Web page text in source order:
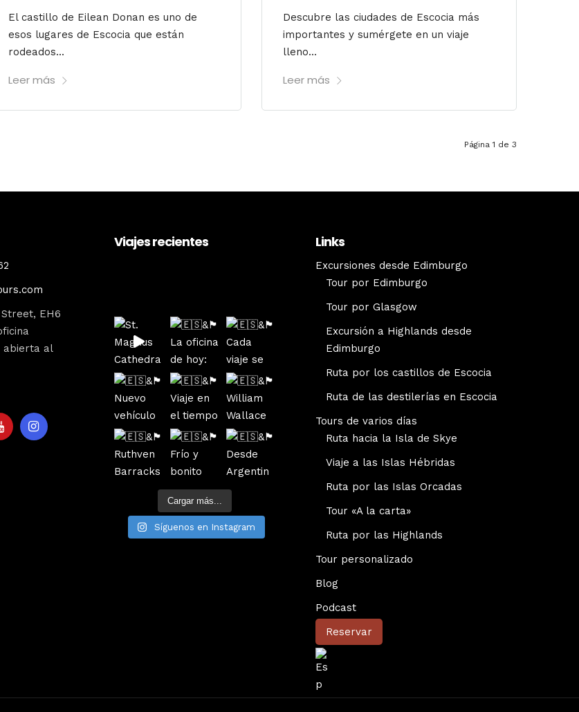
El castillo de Eilean Donan es uno de
esos lugares de Escocia que están
rodeados...
Leer más
Descubre las ciudades de Escocia más
importantes y sumérgete en un viaje
lleno...
Leer más
Página 1 de 3
EH6
abierta al
Viajes recientes
Cargar más...
Síguenos en Instagram
Links
Excursiones desde Edimburgo
Tour por Edimburgo
Tour por Glasgow
Excursión a Highlands desde
Edimburgo
Ruta por los castillos de Escocia
Ruta de las destilerías en Escocia
Tours de varios días
Ruta hacia la Isla de Skye
Viaje a las Islas Hébridas
Ruta por las Islas Orcadas
Tour «A la carta»
Ruta por las Highlands
Tour personalizado
Blog
Podcast
Reservar